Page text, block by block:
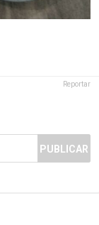
Reportar
PUBLICAR